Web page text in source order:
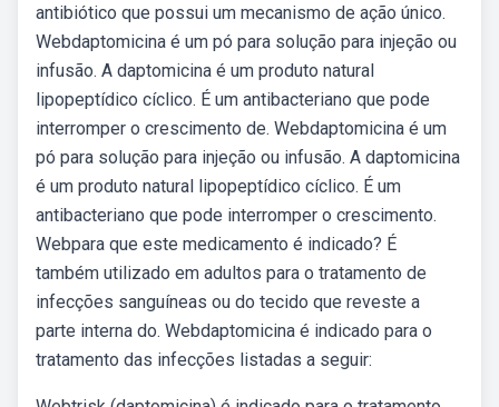
antibiótico que possui um mecanismo de ação único.
Webdaptomicina é um pó para solução para injeção ou
infusão. A daptomicina é um produto natural
lipopeptídico cíclico. É um antibacteriano que pode
interromper o crescimento de. Webdaptomicina é um
pó para solução para injeção ou infusão. A daptomicina
é um produto natural lipopeptídico cíclico. É um
antibacteriano que pode interromper o crescimento.
Webpara que este medicamento é indicado? É
também utilizado em adultos para o tratamento de
infecções sanguíneas ou do tecido que reveste a
parte interna do. Webdaptomicina é indicado para o
tratamento das infecções listadas a seguir: